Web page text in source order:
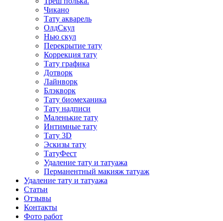
Чикано
Тату акварель
ОлдСкул
Нью скул
Перекрытие тату
Коррекция тату
Тату графика
Дотворк
Лайнворк
Блэкворк
Тату биомеханика
Тату надписи
Маленькие тату
Интимные тату
Тату 3D
Эскизы тату
ТатуФест
Удаление тату и татуажа
Перманентный макияж татуаж
Удаление тату и татуажа
Статьи
Отзывы
Контакты
Фото работ